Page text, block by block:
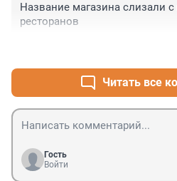
Название магазина слизали с
ресторанов
Читать все
Гость
Войти